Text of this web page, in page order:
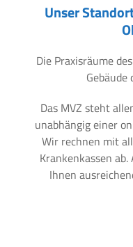
Unser
Die Praxisräume
Gebäude
Das MVZ steht
unabhängig einer
Wir rechnen mit
Krankenkassen
Ihnen